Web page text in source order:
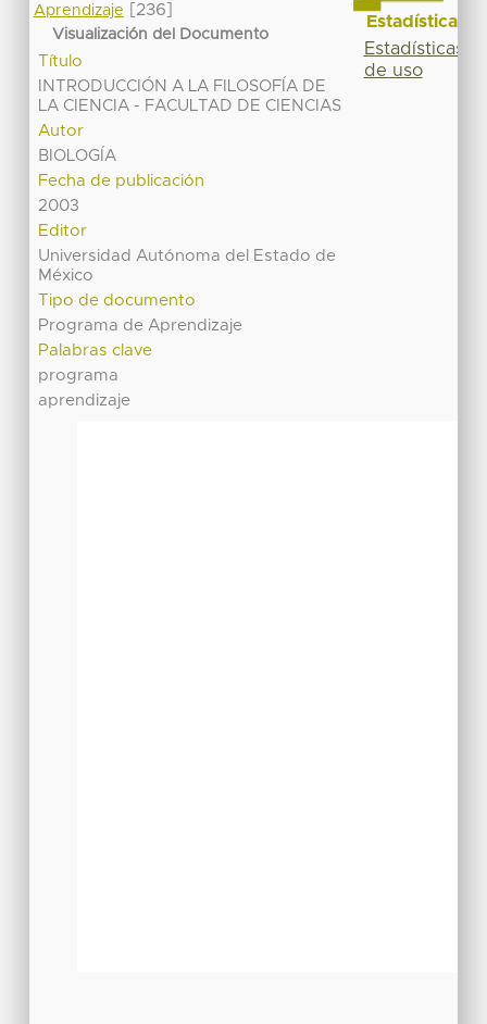
Aprendizaje
[236]
Visualización del Documento
Título
INTRODUCCIÓN A LA FILOSOFÍA DE
LA CIENCIA - FACULTAD DE CIENCIAS
Autor
BIOLOGÍA
Fecha de publicación
2003
Editor
Universidad Autónoma del Estado de
México
Tipo de documento
Programa de Aprendizaje
Palabras clave
programa
aprendizaje
Estadísticas
Estadísticas
de uso